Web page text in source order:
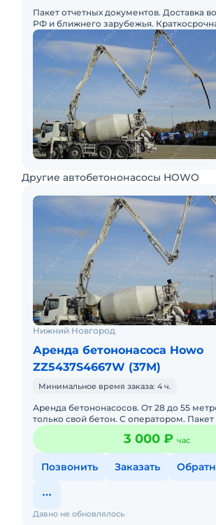
Пакет отчетных документов. Доставка
РФ и ближнего зарубежья.
Другие автобетононасосы HOWO
Нижний Новгород
Аренда бетононасоса Howo
ZZ5437S4667W (37M)
Минимальное время заказа: 4 ч.
Аренда бетононасосов. От 28 до 55
только свой бетон. С оператором. Пакет
документов. Звоните.
3 000 ₽ час
Позвонить Заказать
Давно не обновлялось